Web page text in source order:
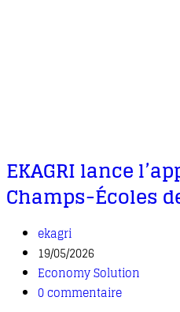
EKAGRI lance
Champs-Écoles
ekagri
19/05/2026
Economy Solution
0 commentaire